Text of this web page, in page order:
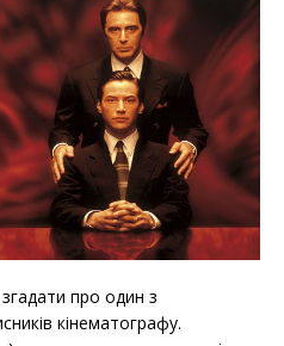
про один з
кінематографу.